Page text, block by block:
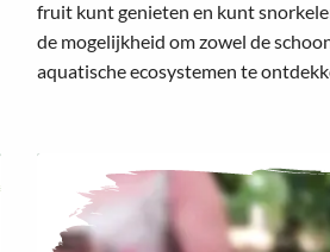
fruit kunt genieten en kunt
de mogelijkheid om zowel de
aquatische ecosystemen te